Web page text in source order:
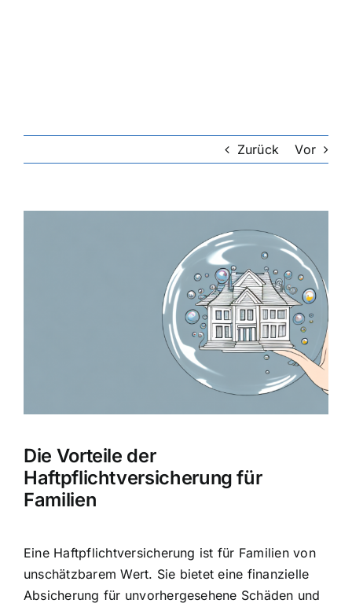
Hundekrankenversicherung
Weitere Tarifvergleiche
Hilfe und Kontakt
Zurück Vor
Die Vorteile der
Haftpflichtversicherung für
Familien
Eine Haftpflichtversicherung ist für Familien von
unschätzbarem Wert. Sie bietet eine finanzielle
Absicherung für unvorhergesehene Schäden und